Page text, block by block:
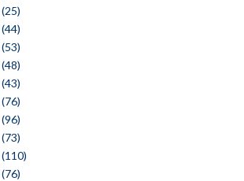
(25)
(44)
(53)
(48)
(43)
(76)
(96)
(73)
(110)
(76)